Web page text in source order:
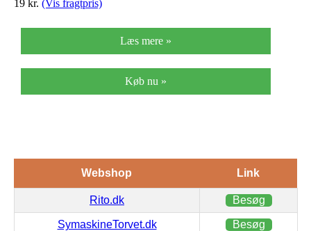
0,5 cm
19 kr. (Vis fragtpris)
Læs mere »
Køb nu »
Webshop Link
Rito.dk Besøg
SymaskineTorvet.dk Besøg